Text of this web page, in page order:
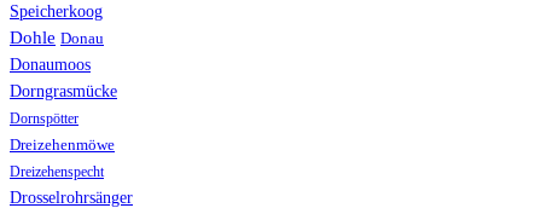
Speicherkoog
Dohle Donau
Donaumoos
Dorngrasmücke
Dornspötter
Dreizehenmöwe
Dreizehenspecht
Drosselrohrsänger